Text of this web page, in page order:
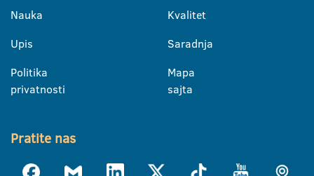
Nauka
Upis
Politika
privatnosti
Kvalitet
Saradnja
Mapa
sajta
Pratite nas